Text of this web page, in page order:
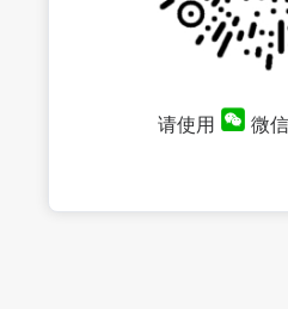
请使用 微